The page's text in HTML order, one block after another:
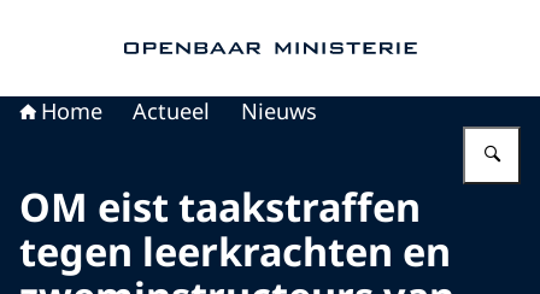
Home Actueel Nieuws
OM eist taakstraffen
tegen leerkrachten en